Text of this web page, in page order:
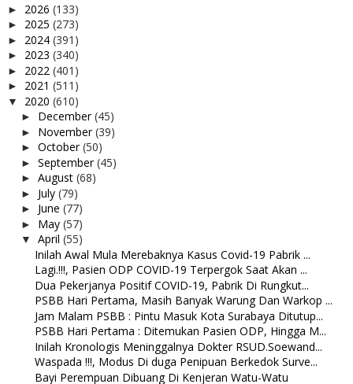
► 2026 (133)
► 2025 (273)
► 2024 (391)
► 2023 (340)
► 2022 (401)
► 2021 (511)
▼ 2020 (610)
► December(45)
► November(39)
► October(50)
► September(45)
► August (68)
► July (79)
► June (77)
► May (57)
▼ April (55)
Inilah Awal Mula Merebaknya Kasus Covid-19 Pabrik ...
Lagi.!!!, Pasien ODP COVID-19 Terpergok Saat Akan ...
Dua Pekerjanya Positif COVID-19, Pabrik Di Rungkut...
PSBB Hari Pertama, Masih Banyak Warung Dan Warkop ...
Jam Malam PSBB : Pintu Masuk Kota Surabaya Ditutup...
PSBB Hari Pertama : Ditemukan Pasien ODP, Hingga M...
Inilah Kronologis Meninggalnya Dokter RSUD.Soewand...
Waspada !!!, Modus Di duga Penipuan Berkedok Surve...
Bayi Perempuan Dibuang Di Kenjeran Watu-Watu